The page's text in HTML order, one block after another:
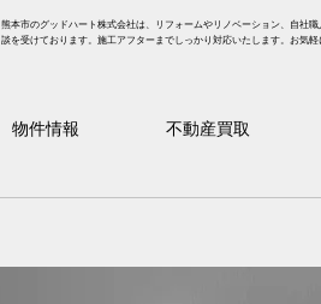
熊本市のグッドハート株式会社は、リフォームやリノベーション、自社
談を受けております。施工アフターまでしっかり対応いたします。お気軽
物件情報 不動産買取